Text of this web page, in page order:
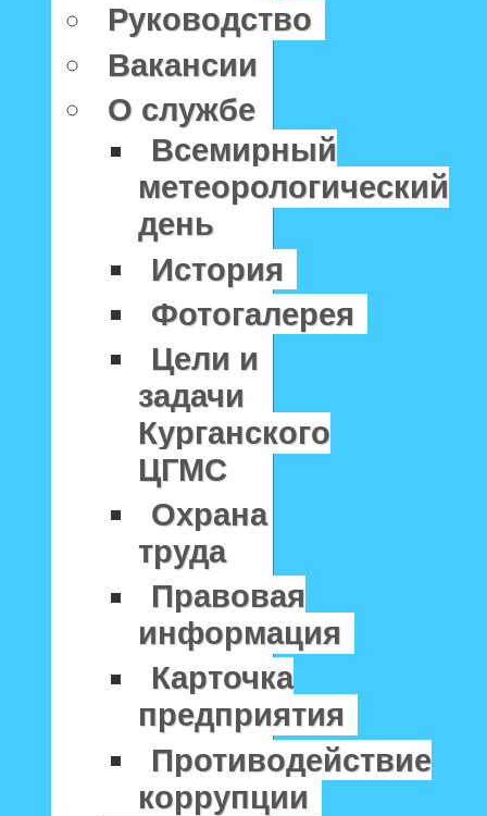
Руководство
Вакансии
О службе
Всемирный
метеорологический
день
История
Фотогалерея
Цели и
задачи
Курганского
ЦГМС
Охрана
труда
Правовая
информация
Карточка
предприятия
Противодействие
коррупции